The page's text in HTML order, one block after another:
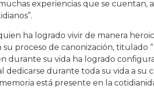
experiencias que se cuentan,
ha logrado vivir de manera
su proceso de canonización, titulado “
durante su vida ha logrado
dedicarse durante toda su vida a
está presente en la